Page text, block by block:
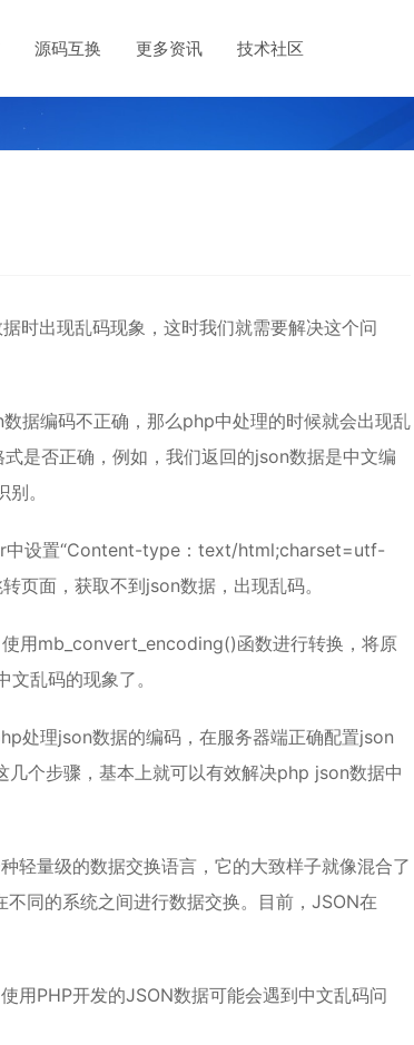
源码互换 更多资讯 技术社区
时出现乱码现象，这时我们就需要解决这个问
据编码不正确，那么php中处理的时候就会出现乱
是否正确，例如，我们返回的json数据是中文编
。
中设置“Content-type：text/html;charset=utf-
页面，获取不到json数据，出现乱码。
用mb_convert_encoding()函数进行转换，将原
乱码的现象了。
处理json数据的编码，在服务器端正确配置json
个步骤，基本上就可以有效解决php json数据中
量级的数据交换语言，它的大致样子就像混合了
同的系统之间进行数据交换。目前，JSON在
用PHP开发的JSON数据可能会遇到中文乱码问